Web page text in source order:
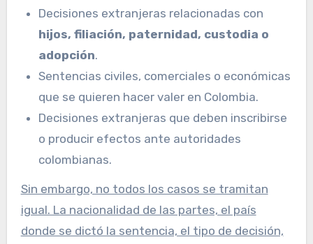
Decisiones extranjeras relacionadas con
hijos, filiación, paternidad, custodia o
adopción.
Sentencias civiles, comerciales o económicas
que se quieren hacer valer en Colombia.
Decisiones extranjeras que deben inscribirse
o producir efectos ante autoridades
colombianas.
Sin embargo, no todos los casos se tramitan
igual. La nacionalidad de las partes, el país
donde se dictó la sentencia, el tipo de decisión,